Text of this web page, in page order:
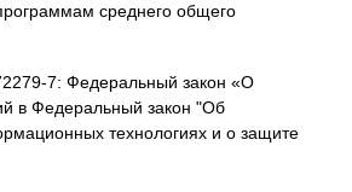
среднего общего
7: Федеральный закон «О
в Федеральный закон "Об
технологиях и о защите